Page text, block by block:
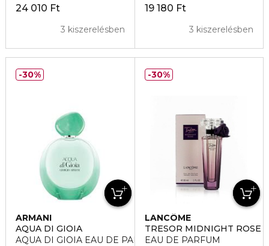
24 010 Ft
3 kiszerelésben
19 180 Ft
3 kiszerelésben
ARMANI
AQUA DI GIOIA
AQUA DI GIOIA EAU DE PARFUM INTENSE
30%
LANCÔME
TRESOR MIDNIGHT ROSE
EAU DE PARFUM
30%